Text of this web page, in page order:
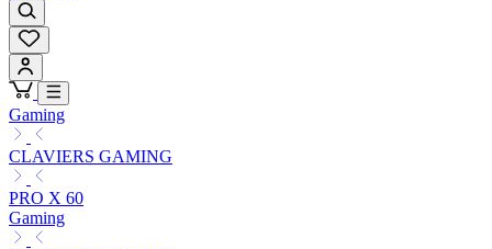
Gaming
CLAVIERS GAMING
PRO X 60
Gaming